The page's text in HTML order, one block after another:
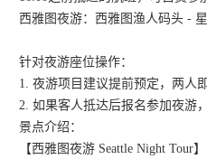
西雅图夜游：西雅图渔人码头 -
针对夜游座位操作：
1. 夜游项目建议提前预定，两人
2. 如果客人抵达后报名参加夜游
景点介绍：
【西雅图夜游 Seattle Night Tour】